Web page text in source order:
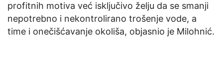
profitnih motiva već isključivo želju da se smanji
nepotrebno i nekontrolirano trošenje vode, a
time i onečišćavanje okoliša, objasnio je Milohnić.